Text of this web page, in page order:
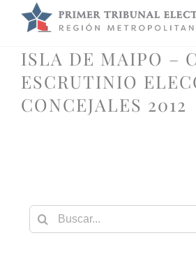
ISLA DE MAIPO –
ESCRUTINIO
CONCEJALES 2012
Buscar: